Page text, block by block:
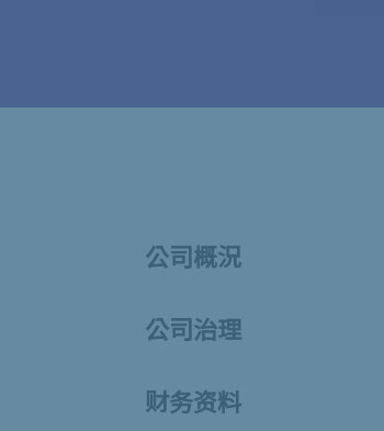
公司概況
公司治理
财务资料